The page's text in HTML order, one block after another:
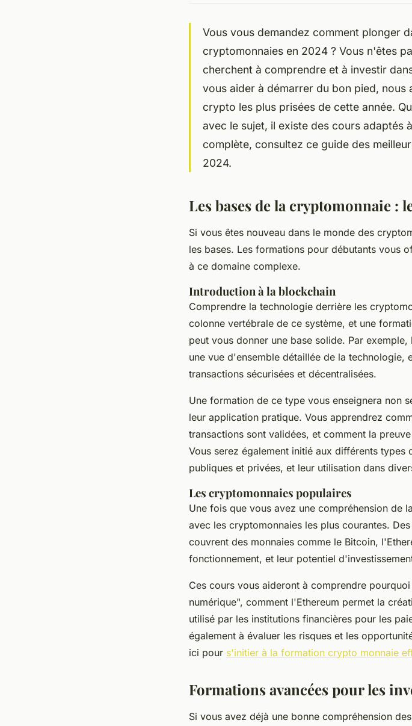
Vous vous demandez comment plonger
cryptomonnaies en 2024 ? Vous n'êtes
cherchent à comprendre et à investir
vous aider à démarrer du bon pied,
crypto les plus prisées de cette année.
avec le sujet, il existe des cours adaptés
complète, consultez ce guide des
2024.
Les bases de la cryptomonnaie :
Si vous êtes nouveau dans le monde des
les bases. Les formations pour débutants vous
à ce domaine complexe.
Introduction à la blockchain
Comprendre la technologie derrière les
colonne vertébrale de ce système, et une
peut vous donner une base solide. Par
une vue d'ensemble détaillée de la technologie,
transactions sécurisées et décentralisées.
Une formation de ce type vous enseignera non
leur application pratique. Vous apprendrez
transactions sont validées, et comment la
Vous serez également initié aux différents
publiques et privées, et leur utilisation dans
Les cryptomonnaies populaires
Une fois que vous avez une compréhension de
avec les cryptomonnaies les plus courantes.
couvrent des monnaies comme le Bitcoin,
fonctionnement, et leur potentiel
Ces cours vous aideront à comprendre
numérique", comment l'Ethereum permet la
utilisé par les institutions financières pour les
également à évaluer les risques et les
ici pour s'initier à la formation crypto monnaie
Formations avancées pour les
Si vous avez déjà une bonne compréhension